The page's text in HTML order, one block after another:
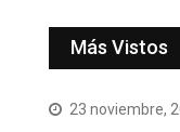
Más Vistos
23 noviembre,